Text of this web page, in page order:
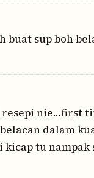
buat sup boh
nie...first
dalam
tu nampak